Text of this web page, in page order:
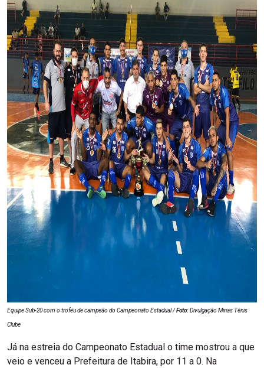
Equipe Sub-20 com o troféu de campeão do Campeonato Estadual /Foto:Divulgação Minas Tênis
Clube
Já na estreia do Campeonato Estadual o time mostrou a que
veio e venceu a Prefeitura de Itabira, por 11 a 0. Na